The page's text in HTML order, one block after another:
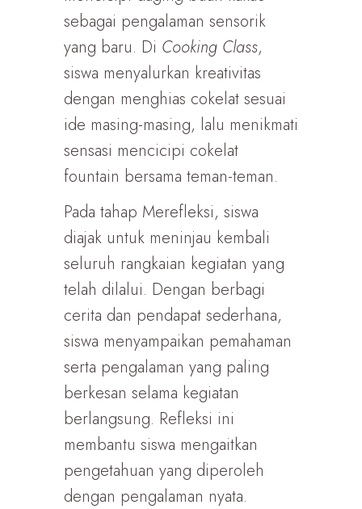
sebagai pengalaman sensorik
yang baru. Di Cooking Class,
siswa menyalurkan kreativitas
dengan menghias cokelat sesuai
ide masing-masing, lalu menikmati
sensasi mencicipi cokelat
fountain bersama teman-teman.
Pada tahap Merefleksi, siswa
diajak untuk meninjau kembali
seluruh rangkaian kegiatan yang
telah dilalui. Dengan berbagi
cerita dan pendapat sederhana,
siswa menyampaikan pemahaman
serta pengalaman yang paling
berkesan selama kegiatan
berlangsung. Refleksi ini
membantu siswa mengaitkan
pengetahuan yang diperoleh
dengan pengalaman nyata.